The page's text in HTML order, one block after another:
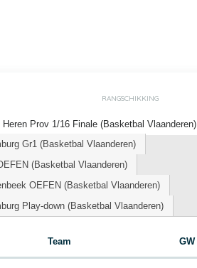
RANGSCHIKKING
Prov 1/16 Finale (Basketbal Vlaanderen)
Gr1 (Basketbal Vlaanderen)
(Basketbal Vlaanderen)
OEFEN (Basketbal Vlaanderen)
Play-down (Basketbal Vlaanderen)
Team GW